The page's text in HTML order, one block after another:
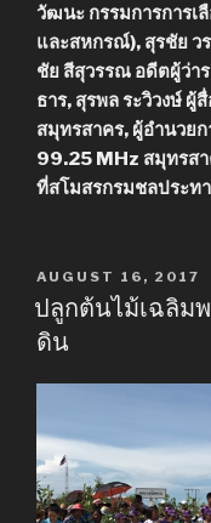
วัฒนะ กรรมการการเ
และสหกรณ์), สุรชัย ว
ชัย สีสุวรรณ อดีตผู้ว่า
ธาร, สุรพล ระวิวงษ์
สมุทรสาคร, ผู้อำนวย
99.25 MHz สมุทรสา
ที่สโมสรกรมชลประท
POSTED
ON
AUGUST 16, 2017
ปลูกต้นไม้เฉลิม
ดิน